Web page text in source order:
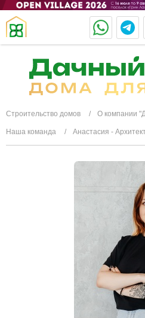
Строительство домов О компании
Наша команда Анастасия -